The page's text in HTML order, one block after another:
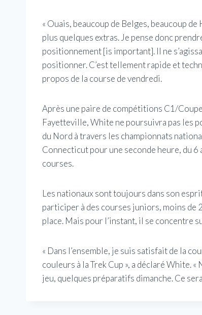
« Ouais, beaucoup de Belges, beaucoup
plus quelques extras. Je pense donc
positionnement [is important]. Il ne
positionner. C’est tellement rapide et
propos de la course de vendredi.
Après une paire de compétitions C1/
Fayetteville, White ne poursuivra pas les
du Nord à travers les championnats
Connecticut pour une seconde heure, du
courses.
Les nationaux sont toujours dans son
participer à des courses juniors, moins de
place. Mais pour l’instant, il se concentre
« Dans l’ensemble, je suis satisfait de la
couleurs à la Trek Cup », a déclaré White.
jeu, quelques préparatifs dimanche. Ce